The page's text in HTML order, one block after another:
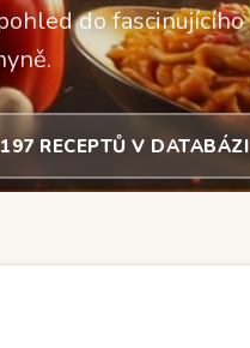
do fascinujícího
RECEPTŮ V DATABÁZI